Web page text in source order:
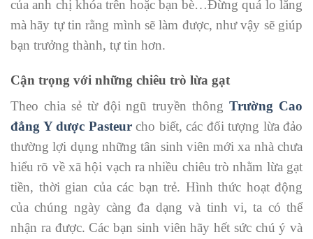
của anh chị khóa trên hoặc bạn bè…Đừng quá lo lắng
mà hãy tự tin rằng mình sẽ làm được, như vậy sẽ giúp
bạn trưởng thành, tự tin hơn.
Cận trọng với những chiêu trò lừa gạt
Theo chia sẻ từ đội ngũ truyền thôngTrường Cao
đẳng Y dược Pasteurcho biết, các đối tượng lừa đảo
thường lợi dụng những tân sinh viên mới xa nhà chưa
hiểu rõ về xã hội vạch ra nhiều chiêu trò nhằm lừa gạt
tiền, thời gian của các bạn trẻ. Hình thức hoạt động
của chúng ngày càng đa dạng và tinh vi, ta có thể
nhận ra được. Các bạn sinh viên hãy hết sức chú ý và